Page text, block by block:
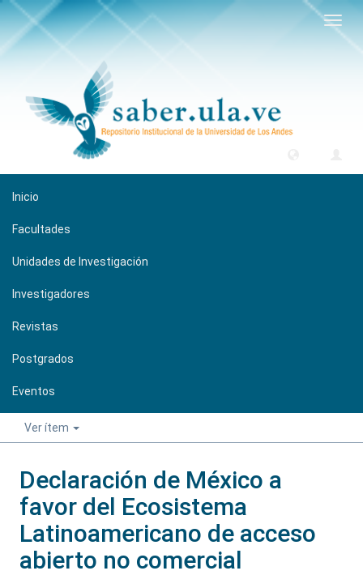
Inicio
Facultades
Unidades de Investigación
Investigadores
Revistas
Postgrados
Eventos
Ver ítem
Declaración de México a
favor del Ecosistema
Latinoamericano de acceso
abierto no comercial